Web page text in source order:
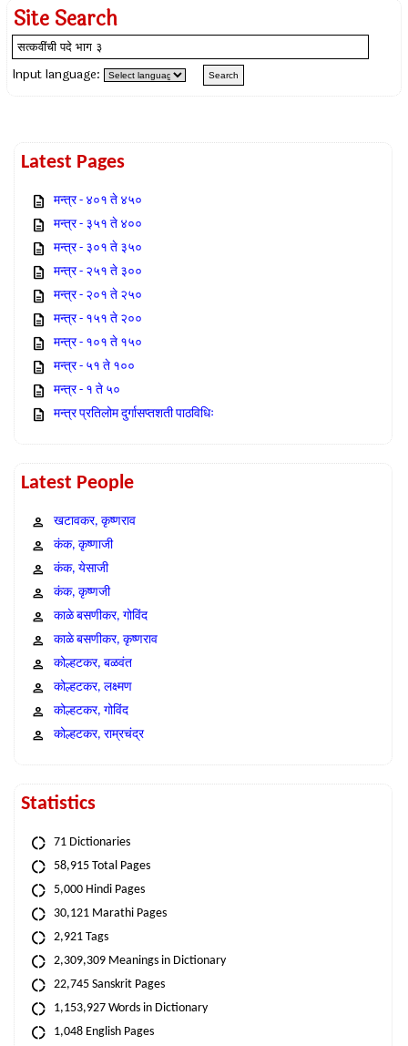
Site Search
Input language:
Latest Pages
मन्त्र - ४०१ ते ४५०
मन्त्र - ३५१ ते ४००
मन्त्र - ३०१ ते ३५०
मन्त्र - २५१ ते ३००
मन्त्र - २०१ ते २५०
मन्त्र - १५१ ते २००
मन्त्र - १०१ ते १५०
मन्त्र - ५१ ते १००
मन्त्र - १ ते ५०
मन्त्र प्रतिलोम दुर्गासप्तशती पाठविधिः
Latest People
खटावकर, कृष्णराव
कंक, कृष्णाजी
कंक, येसाजी
कंक, कृष्णजी
काळे बसणीकर, गोविंद
काळे बसणीकर, कृष्णराव
कोल्हटकर, बळवंत
कोल्हटकर, लक्ष्मण
कोल्हटकर, गोविंद
कोल्हटकर, राम्रचंद्र
Statistics
71 Dictionaries
58,915 Total Pages
5,000 Hindi Pages
30,121 Marathi Pages
2,921 Tags
2,309,309 Meanings in Dictionary
22,745 Sanskrit Pages
1,153,927 Words in Dictionary
1,048 English Pages